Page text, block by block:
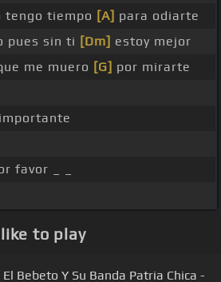
tengo tiempo [A] para odiarte
pues sin ti [Dm] estoy mejor
me muero [G] por mirarte
favor _ _
to play
El Bebeto Y Su Banda Patria Chica -